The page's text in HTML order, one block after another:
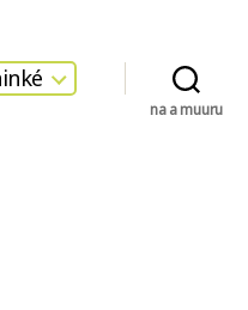
na a muuru